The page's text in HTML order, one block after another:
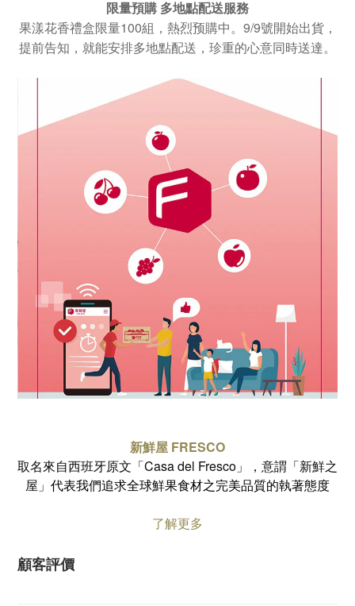
限量預購 多地點配送服務
果漾花香禮盒限量100組，熱烈预購中。 9/9號開始出貨，
提前告知，就能安排多地點配送，珍重的心意同時送達。
新鮮屋 FRESCO
取名來自西班牙原文「Casa del Fresco」，意謂「新鮮之
屋」 代表我們追求全球鮮果食材之完美品質的執著態度
了解更多
顧客評價